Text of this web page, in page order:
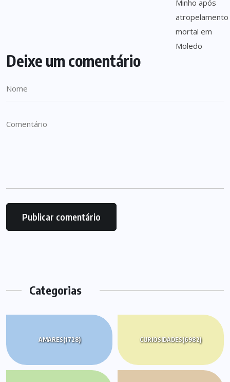
Deixe um comentário
Categorias
AMARES(1728) CURIOSIDADES(6982)